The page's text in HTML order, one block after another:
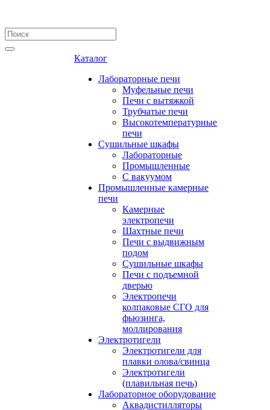
Каталог
Лабораторные печи
Муфельные печи
Печи с вытяжкой
Трубчатые печи
Высокотемпературные
печи
Сушильные шкафы
Лабораторные
Промышленные
С вакуумом
Промышленные камерные
печи
Камерные
электропечи
Шахтные печи
Печи с выдвижным
подом
Сушильные шкафы
Печи с подъемной
дверью
Электропечи
колпаковые СГО для
фьюзинга,
моллирования
Электротигели
Электротигели для
плавки олова/свинца
Электротигели
(плавильная печь)
Лабораторное оборудование
Аквадистилляторы